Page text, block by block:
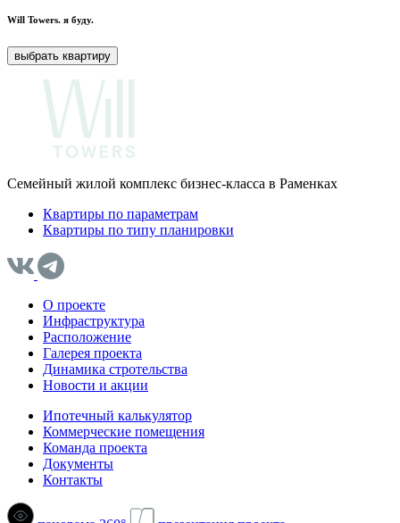
Will Towers. я буду.
выбрать квартиру
Семейный жилой комплекс бизнес-класса в Раменках
Квартиры по параметрам
Квартиры по типу планировки
О проекте
Инфраструктура
Расположение
Галерея проекта
Динамика стротельства
Новости и акции
Ипотечный калькулятор
Коммерческие помещения
Команда проекта
Документы
Контакты